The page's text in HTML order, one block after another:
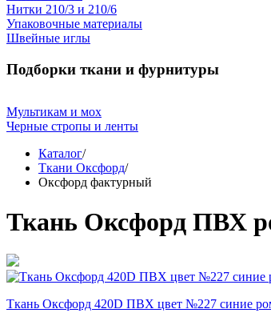
Нитки 210/3 и 210/6
Упаковочные материалы
Швейные иглы
Подборки ткани и фурнитуры
Мультикам и мох
Черные стропы и ленты
Каталог/
Ткани Оксфорд/
Оксфорд фактурный
Ткань Оксфорд ПВХ
Ткань Оксфорд 420D ПВХ цвет №227 синие